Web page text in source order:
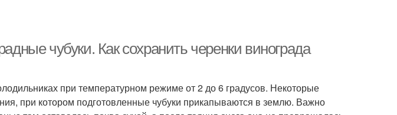
чубуки. Как сохранить черенки винограда
при температурном режиме от 2 до 6 градусов. Некоторые
при котором подготовленные чубуки прикапываются в землю. Важно